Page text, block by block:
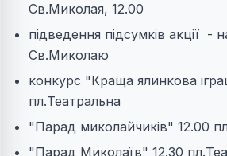
Св.Миколая, 12.00
підведення підсумків акції -
Св.Миколаю
конкурс "Краща ялинкова
пл.Театральна
"Парад миколайчиків" 12.00
"Парад Миколаїв" 12.30